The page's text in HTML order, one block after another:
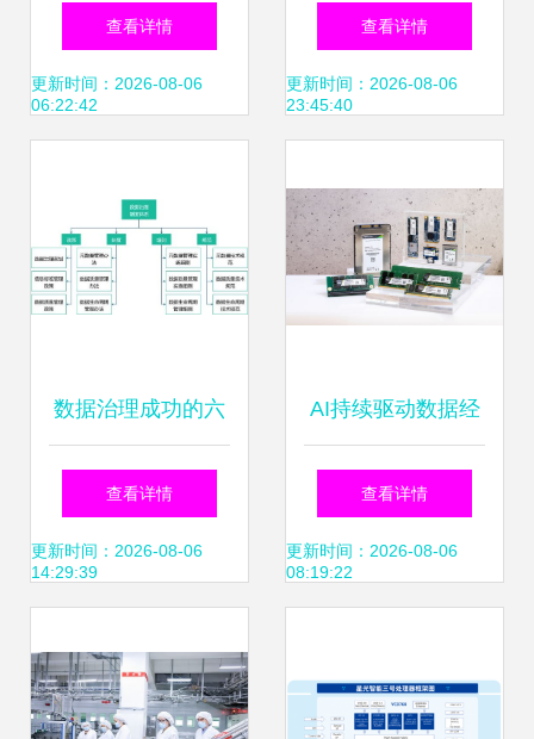
视角下的《关键信
息基础设施安全保
查看详情
更新时间：2026-08-06
06:22:42
义、挑战及运维协
调的最佳实践
查看详情
更新时间：2026-08-06
23:45:40
数据治理成功的六
大要素 从规划到持
续优化的关键路径
查看详情
更新时间：2026-08-06
14:29:39
AI持续驱动数据经
济发展，宇瞻科技
推出工业级产品识
程
查看详情
更新时间：2026-08-06
08:19:22